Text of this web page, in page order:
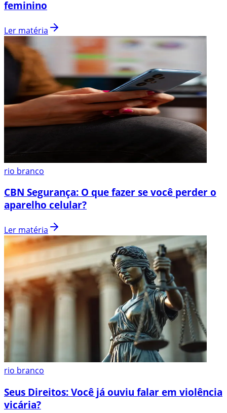
feminino
Ler matéria
rio branco
CBN Segurança: O que fazer se você perder o
aparelho celular?
Ler matéria
rio branco
Seus Direitos: Você já ouviu falar em violência
vicária?